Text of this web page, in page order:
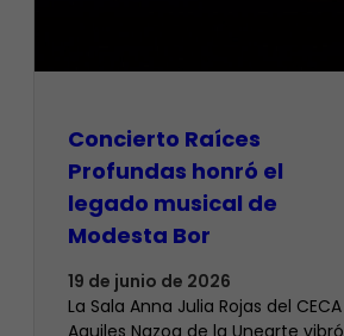
​Concierto Raíces
Profundas honró el
legado musical de
Modesta Bor
19 de junio de 2026
La Sala Anna Julia Rojas del CECA
Aquiles Nazoa de la Unearte vibró